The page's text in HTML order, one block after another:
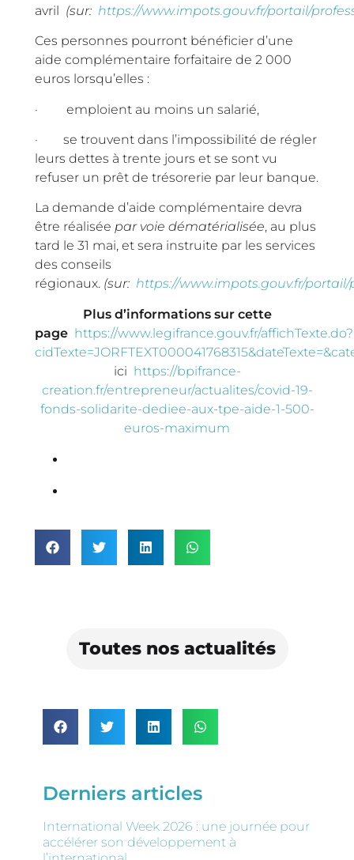
avril (sur: https://www.impots.gouv.fr/portail/
Ces personnes pourront bénéficier d’une
aide complémentaire forfaitaire de 2 000
euros lorsqu’elles :
· emploient au moins un salarié,
· se trouvent dans l’impossibilité de régler
leurs dettes à trente jours et se sont vu
refuser un prêt de trésorerie par leur banque.
La demande d’aide complémentaire devra
être réalisée par voie dématérialisée, au plus
tard le 31 mai, et sera instruite par les services
des conseils
régionaux. (sur: https://www.impots.gouv.fr/
Plus d’informations sur cette
page https://www.legifrance.gouv.fr/affichTexte.do?
ici https://bpifrance-
creation.fr/entrepreneur/actualites/covid-19-
fonds-solidarite-dediee-aux-tpe-aide-1-500-
euros-maximum
Toutes nos actualités
Derniers articles
International Week 2026 : une journée pour
accélérer son développement à